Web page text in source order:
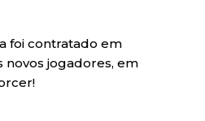
foi contratado em
novos jogadores, em